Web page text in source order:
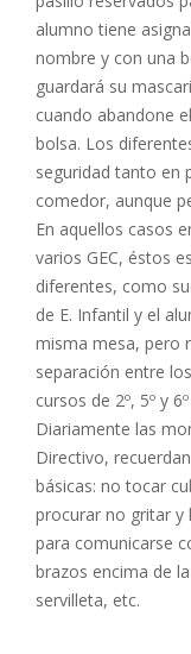
alumno tiene
nombre y con una
guardará su
cuando abandone
bolsa. Los
seguridad tanto en
comedor, aunque
En aquellos casos
varios GEC, éstos
diferentes, como
de E. Infantil y el
misma mesa, pero
separación entre
cursos de 2º, 5º y
Diariamente las
Directivo,
básicas: no tocar
procurar no gritar y
para comunicarse
brazos encima de
servilleta, etc.